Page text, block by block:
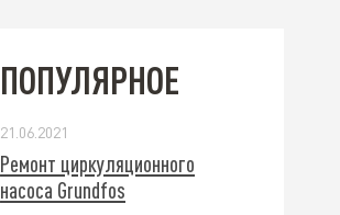
ПОПУЛЯРНОЕ
21.06.2021
Ремонт циркуляционного
насоса Grundfos